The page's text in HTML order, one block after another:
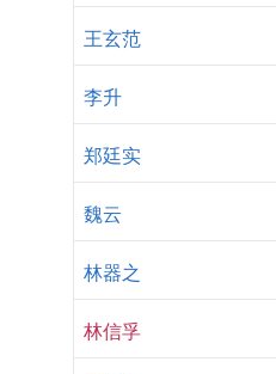
王玄范
李升
郑廷实
魏云
林器之
林信孚